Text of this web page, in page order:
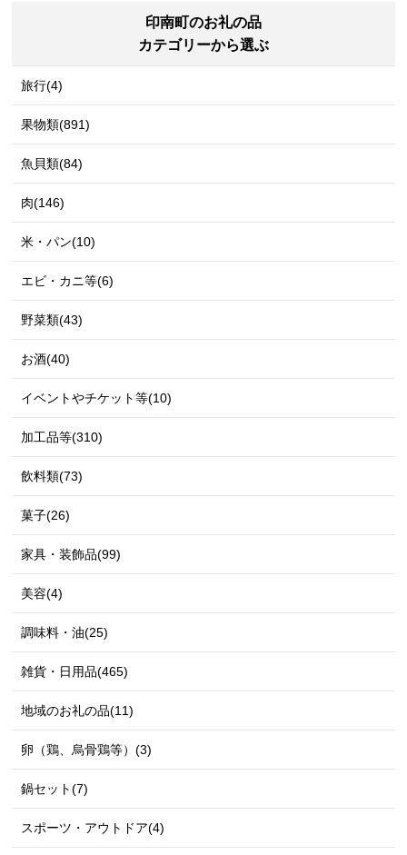
印南町のお礼の品
カテゴリーから選ぶ
旅行(4)
果物類(891)
魚貝類(84)
肉(146)
米・パン(10)
エビ・カニ等(6)
野菜類(43)
お酒(40)
イベントやチケット等(10)
加工品等(310)
飲料類(73)
菓子(26)
家具・装飾品(99)
美容(4)
調味料・油(25)
雑貨・日用品(465)
地域のお礼の品(11)
卵（鶏、烏骨鶏等）(3)
鍋セット(7)
スポーツ・アウトドア(4)